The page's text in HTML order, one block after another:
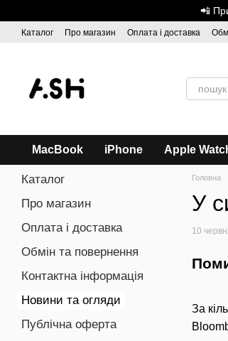
📲
Каталог Про магазин Оплата і доставка
MacBook iPhone Apple
Головна
У
10
За
Каталог
Про магазин
Оплата і доставка
Обмін та повернення
Контактна інформація
Новини та огляди
Публічна оферта